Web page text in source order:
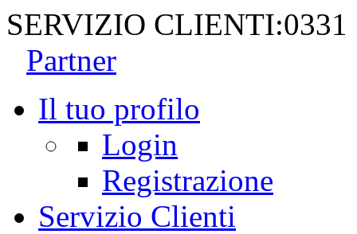
SERVIZIO CLIENTI:0331
Partner
Il tuo profilo
Login
Registrazione
Servizio Clienti